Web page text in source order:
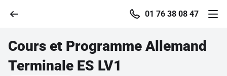
01 76 38 08 47
Cours et Programme Allemand
Terminale ES LV1